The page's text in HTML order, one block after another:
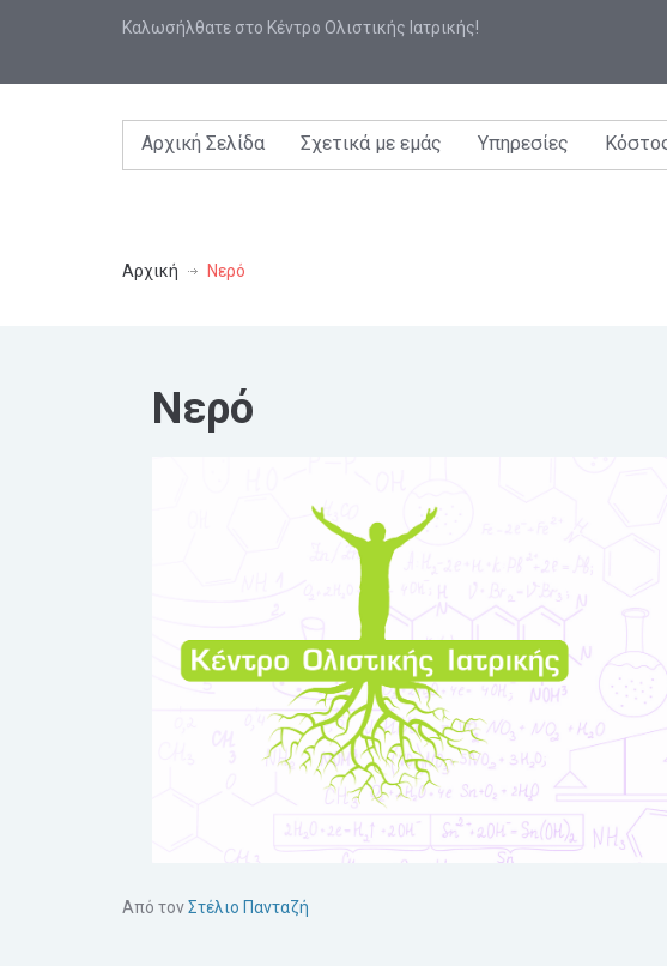
Καλωσήλθατε στο Κέντρο Ολιστικής Ιατρικής!
Αρχική Σελίδα Σχετικά με εμάς Υπηρεσίες
Αρχική Νερό
Νερό
Από τονΣτέλιο Πανταζή